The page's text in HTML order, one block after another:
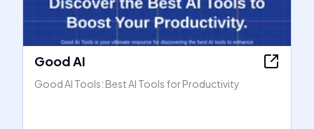
Good AI
Good AI Tools: Best AI Tools for Productivity